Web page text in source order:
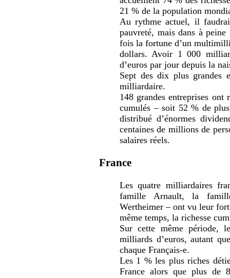
21 % de la population
Au rythme actuel, il
pauvreté, mais dans à
fois la fortune d’un
dollars. Avoir 1 000
d’euros par jour depuis la
Sept des dix plus grandes
milliardaire.
148 grandes entreprises
cumulés – soit 52 % de
distribué d’énormes
centaines de millions de
salaires réels.
France
Les quatre milliardaires
famille Arnault, la
Wertheimer – ont vu leur
même temps, la richesse
Sur cette même période,
milliards d’euros, autant
chaque Français-e.
Les 1 % les plus riches
France alors que plus de